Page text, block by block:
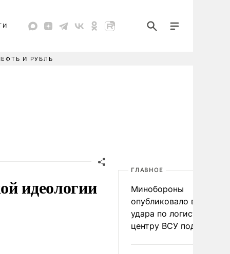
И РУБЛЬ
идеологии
ГЛАВНОЕ
Минобороны
опубликовало видео
удара по
центру ВСУ под Киевом